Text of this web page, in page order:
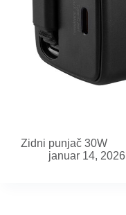
Zidni punjač 30W
januar 14, 2026